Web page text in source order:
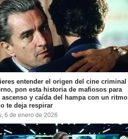
entender el origen del cine criminal
pon esta historia de mafiosos para
ascenso y caída del hampa con un ritmo
te deja respirar
6 de enero de 2026